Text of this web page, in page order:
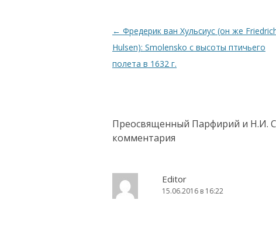
Навигация по записям
← Фредерик ван Хульсиус (он же
Hulsen): Smolensko с высоты птичьего
полета в 1632 г.
Преосвященный Парфирий и Н.И.
комментария
Editor
15.06.2016 в 16:22